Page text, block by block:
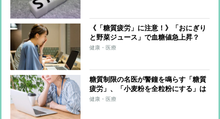
《「糖質疲労」に注意！》「おにぎり
と野菜ジュース」で血糖値急上昇？
「低GI食品のそばならOK」は誤解だ
健康・医療
糖質制限の名医が警鐘を鳴らす「糖質
疲労」、「小麦粉を全粒粉にする」は
意味がない？ 注意すべき「低脂肪ヨ
健康・医療